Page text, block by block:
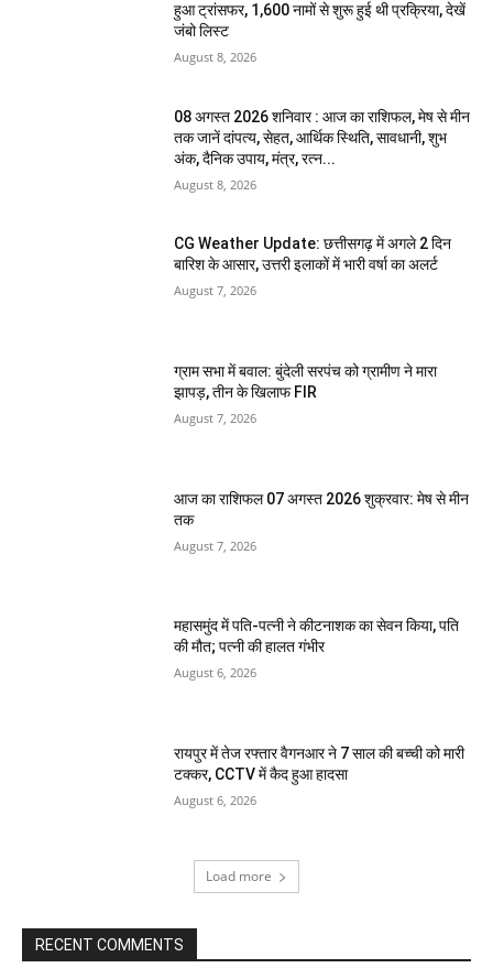
हुआ ट्रांसफर, 1,600 नामों से शुरू हुई थी प्रक्रिया, देखें
जंबो लिस्ट
August 8, 2026
08 अगस्त 2026 शनिवार : आज का राशिफल, मेष से मीन
तक जानें दांपत्य, सेहत, आर्थिक स्थिति, सावधानी, शुभ
अंक, दैनिक उपाय, मंत्र, रत्न...
August 8, 2026
CG Weather Update: छत्तीसगढ़ में अगले 2 दिन
बारिश के आसार, उत्तरी इलाकों में भारी वर्षा का अलर्ट
August 7, 2026
ग्राम सभा में बवाल: बुंदेली सरपंच को ग्रामीण ने मारा
झापड़, तीन के खिलाफ FIR
August 7, 2026
आज का राशिफल 07 अगस्त 2026 शुक्रवार: मेष से मीन
तक
August 7, 2026
महासमुंद में पति-पत्नी ने कीटनाशक का सेवन किया, पति
की मौत; पत्नी की हालत गंभीर
August 6, 2026
रायपुर में तेज रफ्तार वैगनआर ने 7 साल की बच्ची को मारी
टक्कर, CCTV में कैद हुआ हादसा
August 6, 2026
Load more
RECENT COMMENTS